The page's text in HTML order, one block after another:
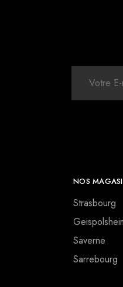
NOS
Strasbourg
Saverne
Sarrebourg